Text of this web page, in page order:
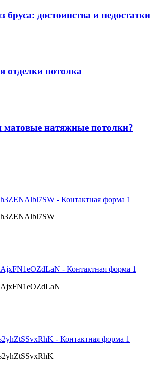
бруса: достоинства и недостатки
отделки потолка
матовые натяжные потолки?
- Контактная форма 1
- Контактная форма 1
- Контактная форма 1